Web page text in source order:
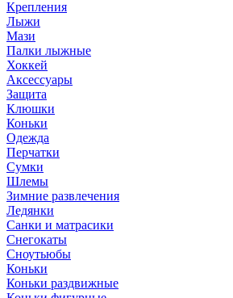
Крепления
Лыжи
Мази
Палки лыжные
Хоккей
Аксессуары
Защита
Клюшки
Коньки
Одежда
Перчатки
Сумки
Шлемы
Зимние развлечения
Ледянки
Санки и матрасики
Снегокаты
Сноутьюбы
Коньки
Коньки раздвижные